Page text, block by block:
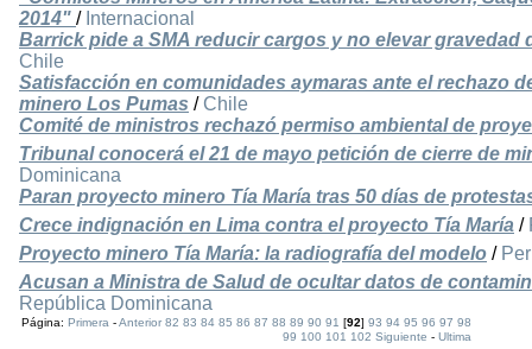
2014" / Internacional
Barrick pide a SMA reducir cargos y no elevar gravedad
Chile
Satisfacción en comunidades aymaras ante el rechazo
minero Los Pumas / Chile
Comité de ministros rechazó permiso ambiental de
Tribunal conocerá el 21 de mayo petición de cierre de
Dominicana
Paran proyecto minero Tía María tras 50 días de
Crece indignación en Lima contra el proyecto Tía María /
Proyecto minero Tía María: la radiografía del modelo /
Acusan a Ministra de Salud de ocultar datos de
República Dominicana
Página:Primera -Anterior 82 83 84 85 86 87 88 89 90 91 [92]93 94 95 96 97 98
99 100 101 102 Siguiente -Ultima